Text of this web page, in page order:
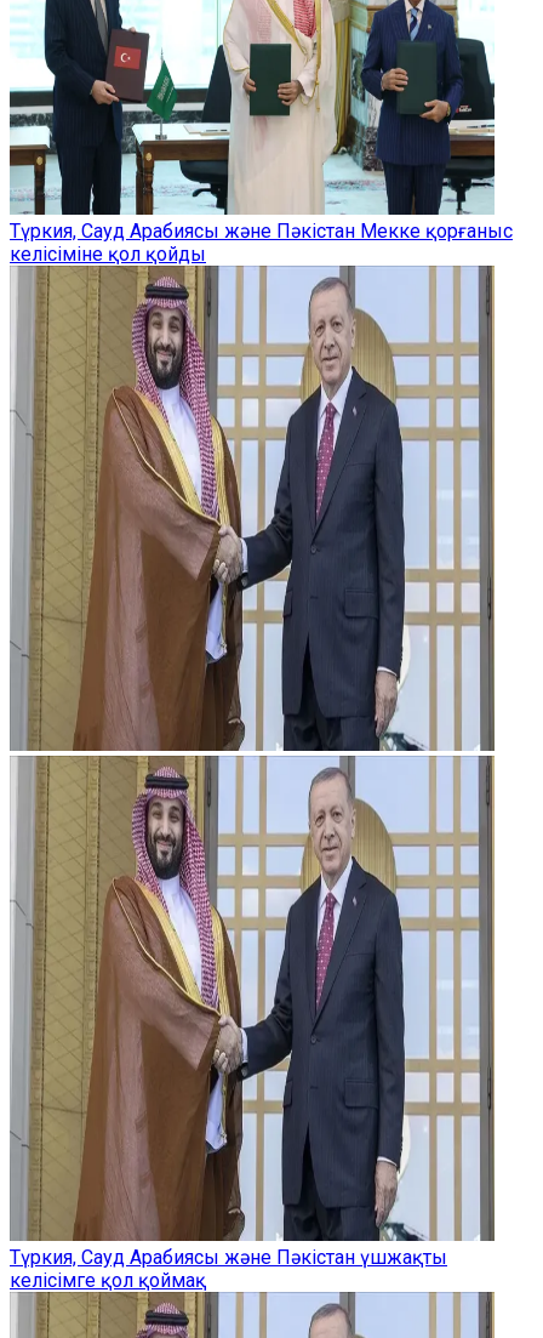
Түркия, Сауд Арабиясы және Пәкістан Мекке қорғаныс
келісіміне қол қойды
Түркия, Сауд Арабиясы және Пәкістан үшжақты
келісімге қол қоймақ